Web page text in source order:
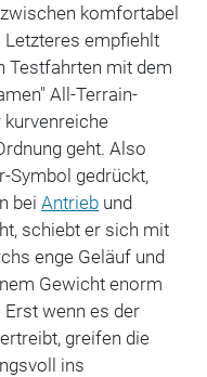
komfortabel
empfiehlt
Testfahrten mit dem
All-Terrain-
kurvenreiche
geht. Also
Symbol gedrückt,
bei Antriebund
schiebt er sich mit
enge Geläuf und
Gewicht enorm
wenn es der
greifen die
ins